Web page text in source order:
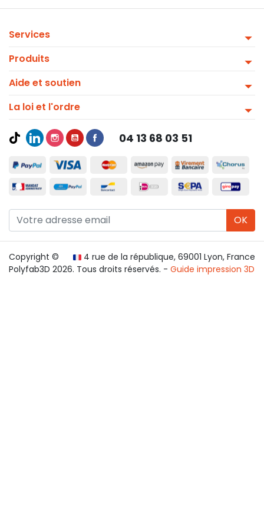
Services
Produits
Aide et soutien
La loi et l'ordre
04 13 68 03 51
OK
4 rue de la république, 69001 Lyon, France
Copyright ©
Polyfab3D 2026. Tous droits réservés. - Guide impression 3D